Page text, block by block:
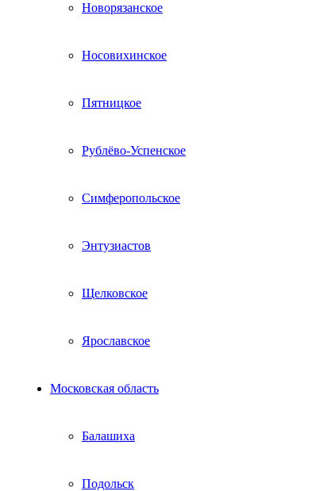
Новорязанское
Носовихинское
Пятницкое
Рублёво-Успенское
Симферопольское
Энтузиастов
Щелковское
Ярославское
Московская область
Балашиха
Подольск